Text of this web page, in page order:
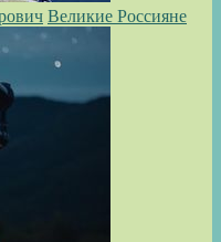
Великие Россияне